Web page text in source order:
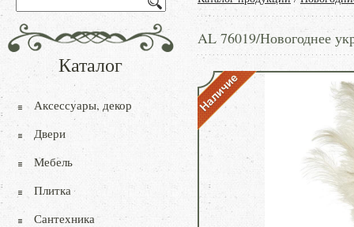
AL 76019/Новогоднее
Каталог
Аксессуары, декор
Двери
Мебель
Плитка
Сантехника